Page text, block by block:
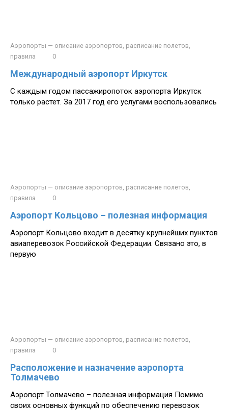
Аэропорты — описание аэропортов, расписание полетов,
правила
0
Международный аэропорт Иркутск
С каждым годом пассажиропоток аэропорта Иркутск
только растет. За 2017 год его услугами воспользовались
Аэропорты — описание аэропортов, расписание полетов,
правила
0
Аэропорт Кольцово – полезная информация
Аэропорт Кольцово входит в десятку крупнейших пунктов
авиаперевозок Российской Федерации. Связано это, в
первую
Аэропорты — описание аэропортов, расписание полетов,
правила
0
Расположение и назначение аэропорта
Толмачево
Аэропорт Толмачево – полезная информация Помимо
своих основных функций по обеспечению перевозок